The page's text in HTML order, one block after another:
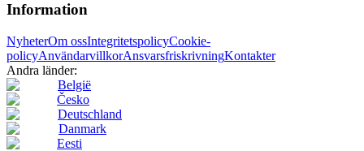
Information
NyheterOm ossIntegritetspolicyCookie-
policyAnvändarvillkorAnsvarsfriskrivningKontakter
Andra länder:
België
Česko
Deutschland
Danmark
Eesti